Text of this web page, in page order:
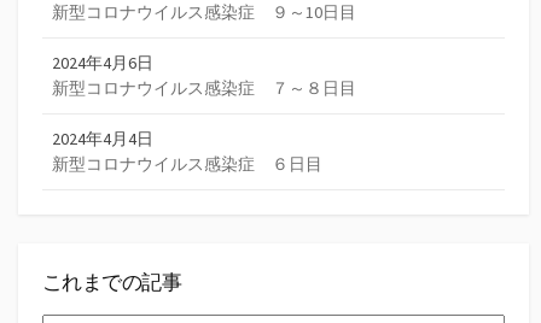
新型コロナウイルス感染症 ９～10日目
2024年4月6日
新型コロナウイルス感染症 ７～８日目
2024年4月4日
新型コロナウイルス感染症 ６日目
これまでの記事